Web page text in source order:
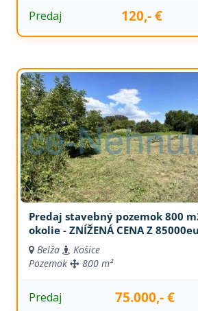
Predaj 120,- €
Predaj stavebný pozemok 800
okolie - ZNÍŽENÁ CENA Z
Belža
Košice
Pozemok
800 m²
Predaj 75.000,- €